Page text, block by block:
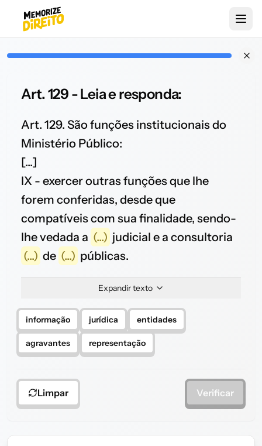
Art. 129 - Leia e responda:
Art. 129. São funções institucionais do
Ministério Público:
[...]
IX - exercer outras funções que lhe
forem conferidas, desde que
compatíveis com sua finalidade, sendo-
lhe vedada a (...) judicial e a consultoria
(...) de (...) públicas.
Expandir texto
informação jurídica entidades
agravantes representação
Limpar Verificar